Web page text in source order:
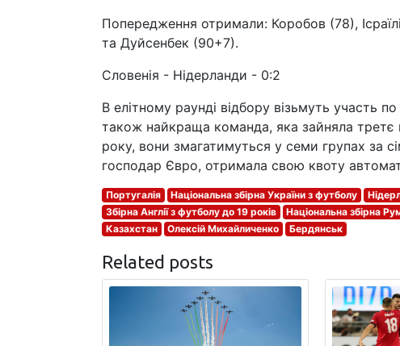
Попередження отримали: Коробов (78),
та Дуйсенбек (90+7).
Словенія - Нідерланди - 0:2
В елітному раунді відбору візьмуть участь
також найкраща команда, яка зайняла третє
року, вони змагатимуться у семи групах за
господар Євро, отримала свою квоту
Португалія Національна збірна України з футболу
Збірна Англії з футболу до 19 років
Національна збірна
Казахстан
Олексій Михайличенко Бердянськ
Related posts